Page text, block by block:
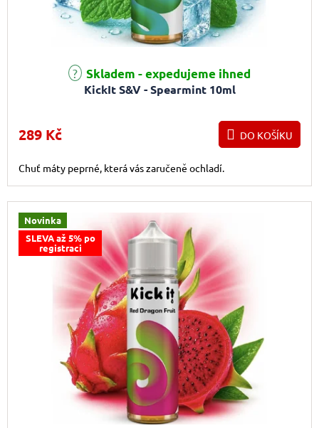
KickIt S&V - Spearmint 10ml
Skladem - expedujeme ihned
289 Kč DO KOŠÍKU
Chuť máty peprné, která vás zaručeně ochladí.
Novinka
SLEVA až 5% po
registraci